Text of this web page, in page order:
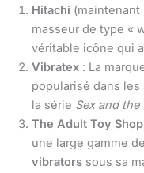
Hitachi (maintenant
masseur de type «
véritable icône qui
Vibratex : La
popularisé dans
la série Sex and the
The Adult Toy Shop
une large gamme de
vibrators sous sa